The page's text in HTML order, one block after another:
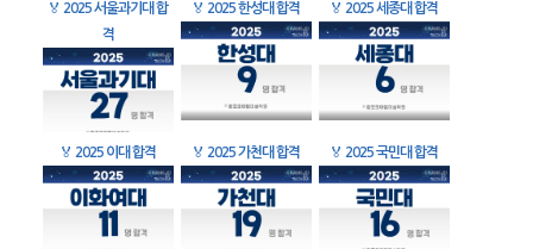
🏅 2025 서울과기대 합
격
🏅 2025 한성대 합격 🏅 2025 세종대 합격
🏅 2025 이대 합격 🏅 2025 가천대 합격 🏅 2025 국민대 합격